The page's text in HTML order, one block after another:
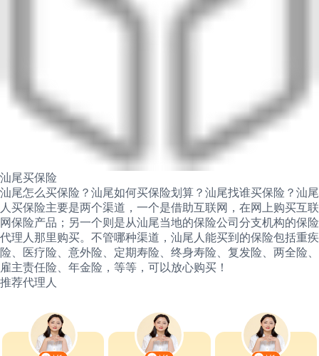
汕尾买保险
汕尾怎么买保险？汕尾如何买保险划算？汕尾找谁买保险？汕尾
人买保险主要是两个渠道，一个是借助互联网，在网上购买互联
网保险产品；另一个则是从汕尾当地的保险公司分支机构的保险
代理人那里购买。不管哪种渠道，汕尾人能买到的保险包括重疾
险、医疗险、意外险、定期寿险、终身寿险、复发险、两全险、
雇主责任险、年金险，等等，可以放心购买！
推荐代理人